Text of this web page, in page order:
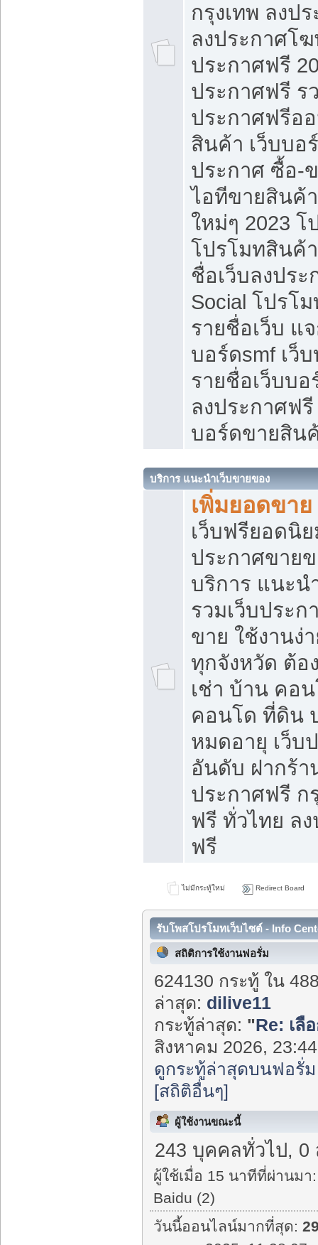
กรุงเทพ ลงป
ลงประกาศโ
ประกาศฟรี
ประกาศฟรี ร
ประกาศฟรีอ
สินค้า เว็บบอ
ประกาศ ซื้อ-
ไอทีขายสินค้
ใหม่ๆ 2023
โปรโมทสินค้
ชื่อเว็บลงปร
Social โปรโ
รายชื่อเว็บ แ
บอร์ดsmf เว็
รายชื่อเว็บบ
ลงประกาศฟรี
บอร์ดขายสิน
บริการ แนะนำเว็บขายของ
เพิ่มยอดขา
เว็บฟรียอดนิ
ประกาศขาย
บริการ แนะน
รวมเว็บประก
ขาย ใช้งานง่
ทุกจังหวัด ต้อ
เช่า บ้าน คอ
คอนโด ที่ดิน
หมดอายุ เว็บ
อันดับ ฝากร้า
ประกาศฟรี ก
ฟรี ทั่วไทย ล
ฟรี
ไม่มีกระทู้ใหม่ Redirect Board
รับโพสโปรโมทเว็บไซต์ - Info
สถิติการใช้งานฟอรั่ม
624130 กระทู้ ใน
ล่าสุด: dilive11
กระทู้ล่าสุด: "Re: เลื
สิงหาคม 2026,
ดูกระทู้ล่าสุดบนฟอรั่ม
[สถิติอื่นๆ]
ผู้ใช้งานขณะนี้
243 บุคคลทั่วไป, 0
ผู้ใช้เมื่อ 15 นาทีที่ผ่านมา:
Baidu (2)
วันนี้ออนไลน์มากที่สุด: